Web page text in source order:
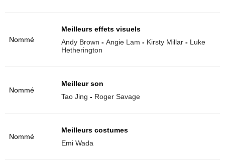
Nommé
Meilleurs effets visuels
Andy Brown - Angie Lam - Kirsty Millar - Luke
Hetherington
Nommé
Meilleur son
Tao Jing - Roger Savage
Nommé
Meilleurs costumes
Emi Wada